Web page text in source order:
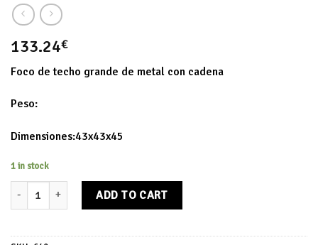
133.24€
Foco de techo grande de metal con cadena
Peso:
Dimensiones:43x43x45
1 in stock
Foco de techo grande de metal con cadena quantity
ADD TO CART